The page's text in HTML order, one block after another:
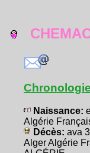
Chronologie
Naissance:
Algérie
Décès: ava
Alger Algérie